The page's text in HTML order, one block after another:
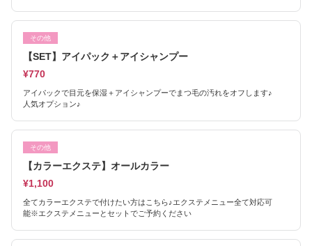
その他
【SET】アイパック＋アイシャンプー
¥770
アイパックで目元を保湿＋アイシャンプーでまつ毛の汚れをオフします♪
人気オプション♪
その他
【カラーエクステ】オールカラー
¥1,100
全てカラーエクステで付けたい方はこちら♪エクステメニュー全て対応可
能※エクステメニューとセットでご予約ください